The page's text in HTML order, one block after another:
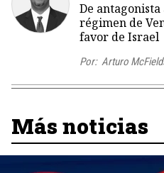
De
régimen de
favor de Israel
Por: Arturo
Más noticias